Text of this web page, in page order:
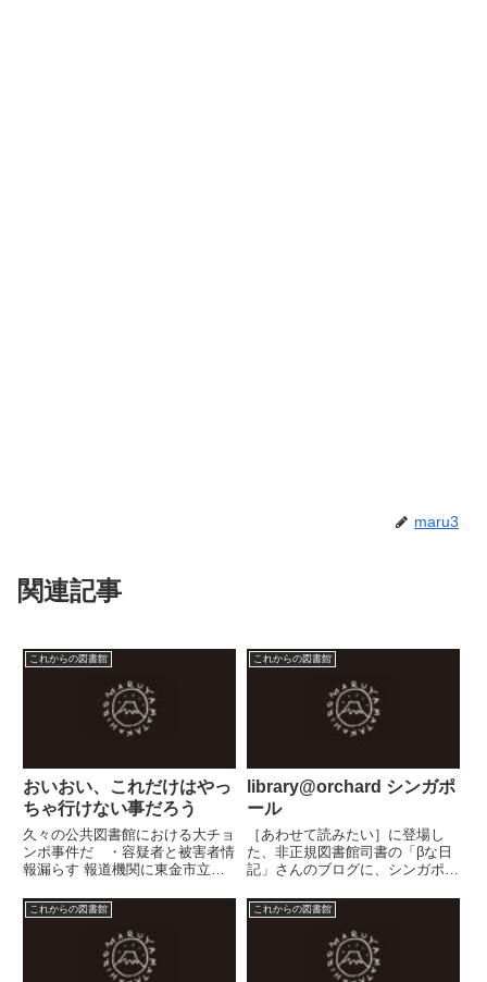
maru3
関連記事
これからの図書館
おいおい、これだけはやっ
ちゃ行けない事だろう
久々の公共図書館における大チョ
ンボ事件だ ・容疑者と被害者情
報漏らす 報道機関に東金市立図
法機関が法的な手続きを経た上で
ならまだしも、一介の（少々強引
な）報道機関に対して行ったとい
うことは、こメディアを通じ...
これからの図書館
library@orchard シンガポ
ール
［あわせて読みたい］に登場し
た、非正規図書館司書の「βな日
記」さんのブログに、シンガポー
た。 ・IT、機械化の先端をいく
シンガポール図書館 非正規図書
館司書の｢βな日記」 副題
に、さよなら、library@orch...
これからの図書館 これからの図書館